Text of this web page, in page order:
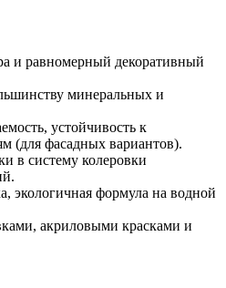
и равномерный декоративный
минеральных и
устойчивость к
(для фасадных вариантов).
в систему колеровки
экологичная формула на водной
акриловыми красками и